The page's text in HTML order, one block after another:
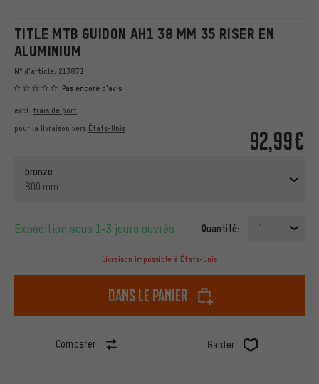
TITLE MTB GUIDON AH1 38 MM 35 RISER EN
ALUMINIUM
N° d'article: 213871
Pas encore d'avis
92,99€
excl. frais de port
pour la livraison vers États-Unis
bronze
800 mm
Expédition sous 1-3 jours ouvrés Quantité: 1
Livraison impossible à États-Unis
dans le panier
Comparer Garder